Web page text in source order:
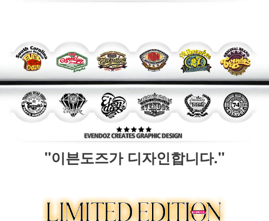
"이븐도즈가 디자인합니다."